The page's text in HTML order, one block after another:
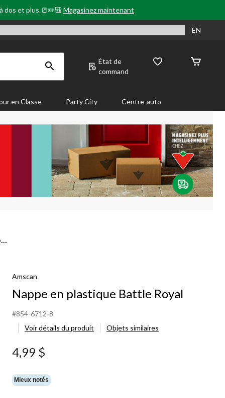
dos et plus.📒✏️🎒Magasinez maintenant
EN
État de
command
en Classe Party City Centre-auto
Amscan
Nappe en plastique Battle Royal
#854-6712-8
Voir détails du produit
Objets similaires
4,99 $
Mieux notés